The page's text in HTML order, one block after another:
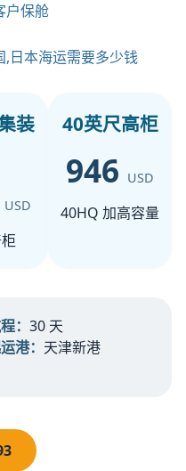
户保舱
日本海运需要多少钱
装
USD
40英尺高柜
946 USD
40HQ 加高容量
： 30 天
港： 天津新港